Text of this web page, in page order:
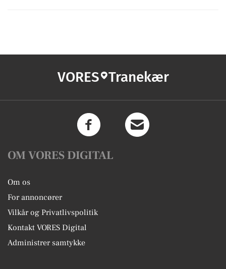
VORES Tranekær
OM VORES DIGITAL
Om os
For annoncører
Vilkår og Privatlivspolitik
Kontakt VORES Digital
Administrer samtykke